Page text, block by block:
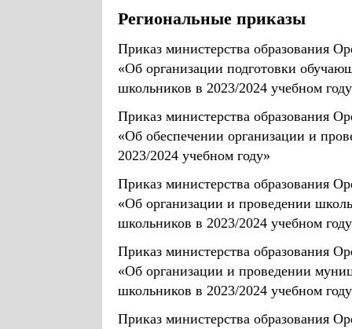
Региональные приказы
Приказ министерства образования
«Об организации подготовки
школьников в 2023/2024 учебном
Приказ министерства образования
«Об обеспечении организации и
2023/2024 учебном году»
Приказ министерства образования
«Об организации и проведении
школьников в 2023/2024 учебном
Приказ министерства образования
«Об организации и проведении
школьников в 2023/2024 учебном
Приказ министерства образования